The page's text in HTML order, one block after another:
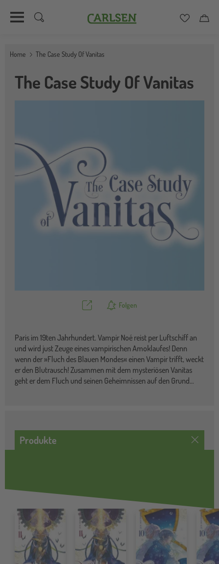
zum
Carlsen
Home The Case Study Of Vanitas
The Case Study Of Vanitas
Teilen Folgen
Paris im 19ten Jahrhundert. Vampir Noé reist per Luftschiff an
und wird just Zeuge eines vampirischen Amoklaufes! Denn
wenn der »Fluch des Blauen Mondes« einen Vampir trifft, weckt
er den Blutrausch! Zusammen mit dem mysteriösen Vanitas
geht er dem Fluch und seinen Geheimnissen auf den Grund…
Produkte